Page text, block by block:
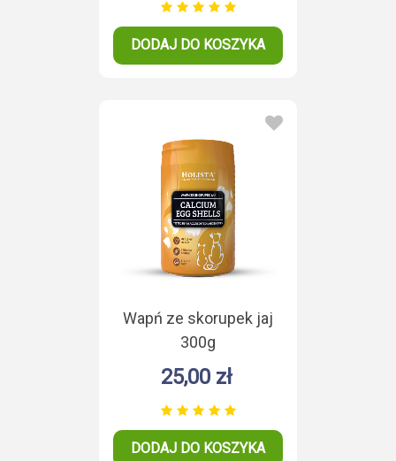
DODAJ DO KOSZYKA
Wapń ze skorupek jaj
300g
25,00 zł
DODAJ DO KOSZYKA